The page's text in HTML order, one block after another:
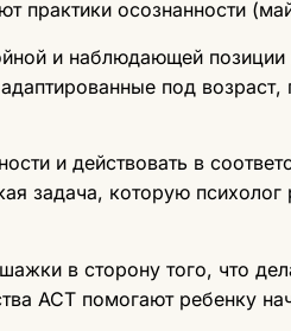
практики осознанности
и наблюдающей
под
и действовать в
задача, которую
в сторону того, что
АСТ помогают ребенку